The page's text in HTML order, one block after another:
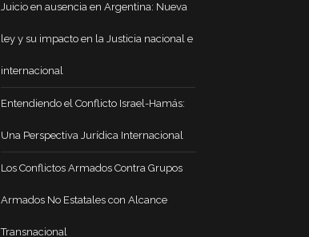
Juicio en ausencia en Argentina: Nueva
ley y su impacto en la Justicia nacional e
internacional
Entendiendo el Conflicto Israel-Hamás:
Una Perspectiva Jurídica Internacional
Los Conflictos Armados Contra Grupos
Armados No Estatales con Alcance
Transnacional